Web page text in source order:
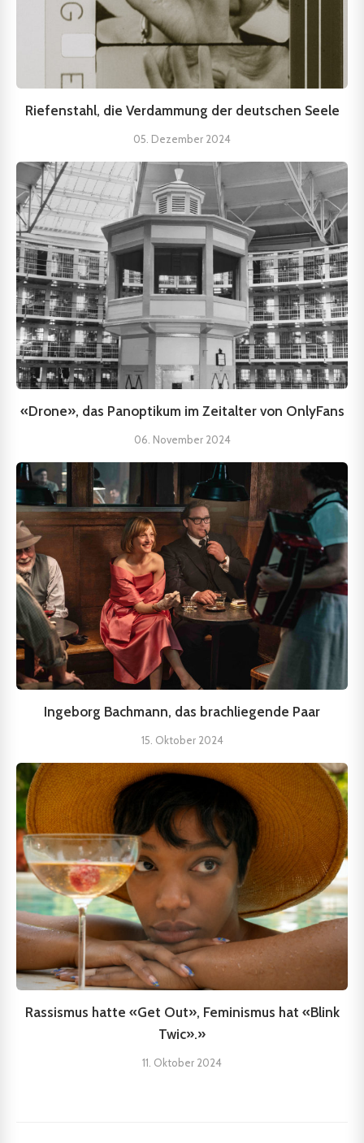
Riefenstahl, die Verdammung der deutschen Seele
05. Dezember 2024
«Drone», das Panoptikum im Zeitalter von OnlyFans
06. November 2024
Ingeborg Bachmann, das brachliegende Paar
15. Oktober 2024
Rassismus hatte «Get Out», Feminismus hat «Blink
Twic».»
11. Oktober 2024